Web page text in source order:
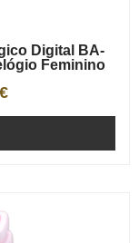
Digital BA-
Feminino
€